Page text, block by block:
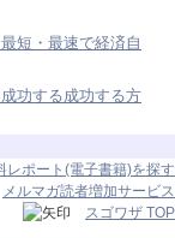
短・最速で経済自
功する成功する方
レポート(電子書籍)を探す
メルマガ読者増加サービス
スゴワザ TOP